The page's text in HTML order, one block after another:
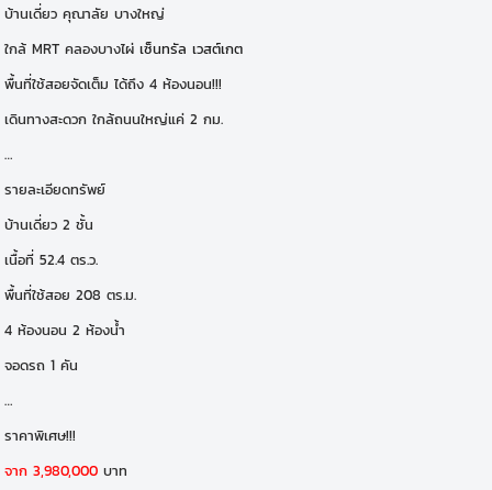
บ้านเดี่ยว คุณาลัย บางใหญ่
ใกล้ MRT คลองบางไผ่เซ็นทรัล เวสต์เกต
พื้นที่ใช้สอยจัดเต็ม ได้ถึง 4 ห้องนอน!!!
เดินทางสะดวก ใกล้ถนนใหญ่แค่ 2 กม.
…
รายละเอียดทรัพย์
บ้านเดี่ยว 2 ชั้น
เนื้อที่ 52.4 ตร.ว.
พื้นที่ใช้สอย 208 ตร.ม.
4 ห้องนอน 2 ห้องน้ำ
จอดรถ 1 คัน
…
ราคาพิเศษ!!!
จาก 3,980,000บาท